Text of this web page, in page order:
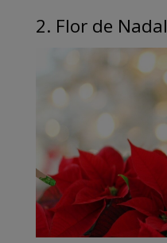
2. Flor de Nadal